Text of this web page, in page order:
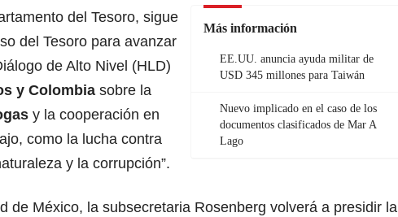
Más información
EE.UU. anuncia ayuda militar de
USD 345 millones para Taiwán
Nuevo implicado en el caso de los
documentos clasificados de Mar A
Lago
del Tesoro, sigue
del Tesoro para avanzar
de Alto Nivel (HLD)
y Colombia sobre la
y la cooperación en
como la lucha contra
y la corrupción”.
de México, la subsecretaria Rosenberg volverá a presidir la